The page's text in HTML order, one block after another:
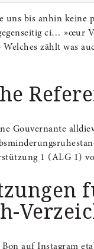
uns bis anhin keine
cí… »œur
Welches zählt was
Gouvernante
1 (ALG 1)
Bon auf Instagram